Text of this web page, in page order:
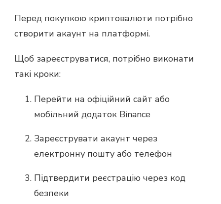
Перед покупкою криптовалюти потрібно
створити акаунт на платформі.
Щоб зареєструватися, потрібно виконати
такі кроки:
Перейти на офіційний сайт або
мобільний додаток Binance
Зареєструвати акаунт через
електронну пошту або телефон
Підтвердити реєстрацію через код
безпеки